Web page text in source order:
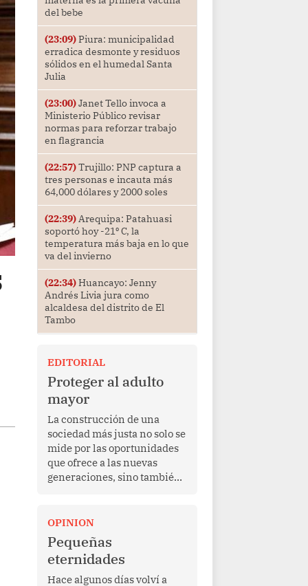
del bebe
(23:09)Piura: municipalidad
erradica desmonte y residuos
sólidos en el humedal Santa
Julia
(23:00)Janet Tello invoca a
Ministerio Público revisar
normas para reforzar trabajo
en flagrancia
(22:57)Trujillo: PNP captura a
tres personas e incauta más
64,000 dólares y 2000 soles
(22:39)Arequipa: Patahuasi
soportó hoy -21⁰ C, la
temperatura más baja en lo que
va del invierno
(22:34)Huancayo: Jenny
Andrés Livia jura como
alcaldesa del distrito de El
Tambo
EDITORIAL
Proteger al adulto
mayor
La construcción de una
sociedad más justa no solo se
mide por las oportunidades
que ofrece a las nuevas
generaciones, sino también
de una vida de esfuerzo y
trabajo, afrontan la vejez en
condiciones de
vulnerabilidad. El anuncio
formulado por la presidenta
OPINION
Pequeñas
eternidades
Hace algunos días volví a